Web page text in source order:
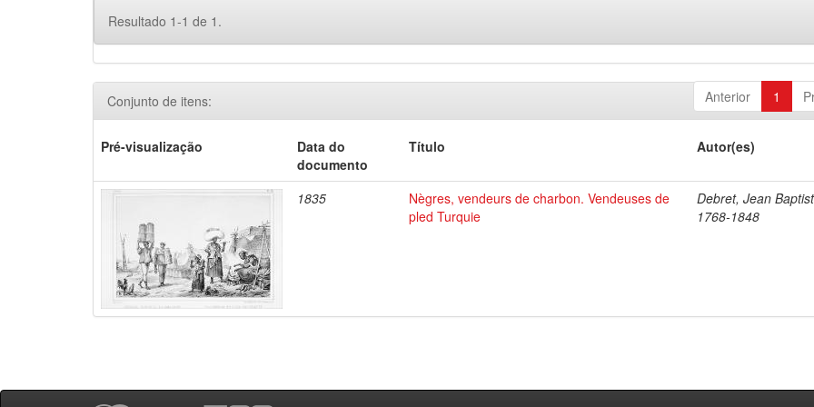
Resultado 1-1 de 1.
Anterior 1
Conjunto de itens:
Pré-visualização
Data do
documento
Título Autor(es)
1835
Nègres, vendeurs de charbon. Vendeuses de
pled Turquie
Debret, Jean
1768-1848